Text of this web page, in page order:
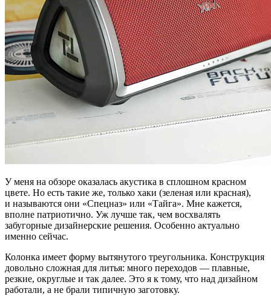
У меня на обзоре оказалась акустика в сплошном красном
цвете. Но есть такие же, только хаки (зеленая или красная),
и называются они «Спецназ» или «Тайга». Мне кажется,
вполне патриотично. Уж лучше так, чем восхвалять
забугорные дизайнерские решения. Особенно актуально
именно сейчас.
Колонка имеет форму вытянутого треугольника. Конструкция
довольно сложная для литья: много переходов — плавные,
резкие, округлые и так далее. Это я к тому, что над дизайном
работали, а не брали типичную заготовку.